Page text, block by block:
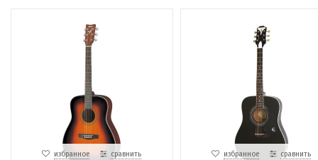
избранное сравнить избранное сравнить